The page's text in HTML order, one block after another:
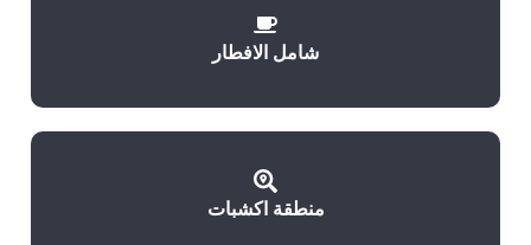
شامل الافطار
منطقة اكشبات